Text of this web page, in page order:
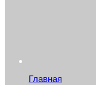
Главная